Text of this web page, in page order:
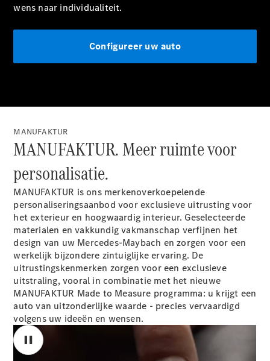
Alle modellen
Nieuwe modellen
Plug-in Hybrid modellen
Limousine
Alle
Limousine
CLA
Elektrisch
CLA
C-Klasse
Limousine
C-Klasse
Limousine
Elektrisch
EQE
Limousine
EQS
wens naar individualiteit.
Configureer uw auto
MANUFAKTUR
MANUFAKTUR. Meer ruimte voor
personalisatie.
MANUFAKTUR is ons merkenoverkoepelende
personaliseringsaanbod voor exclusieve uitrusting voor
het exterieur en hoogwaardig interieur. Geselecteerde
materialen en vakkundig vakmanschap verfijnen het
design van uw Mercedes-Maybach en zorgen voor een
werkelijk bijzondere zintuiglijke ervaring. De
uitrustingskenmerken zorgen voor een exclusieve
uitstraling, vooral in combinatie met het nieuwe
MANUFAKTUR Made to Measure programma: u krijgt een
auto van uitzonderlijke waarde - precies vervaardigd
volgens uw ideeën en wensen.